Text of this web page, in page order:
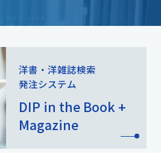
洋書・洋雑誌検索
発注システム
DIP in the Book +
Magazine